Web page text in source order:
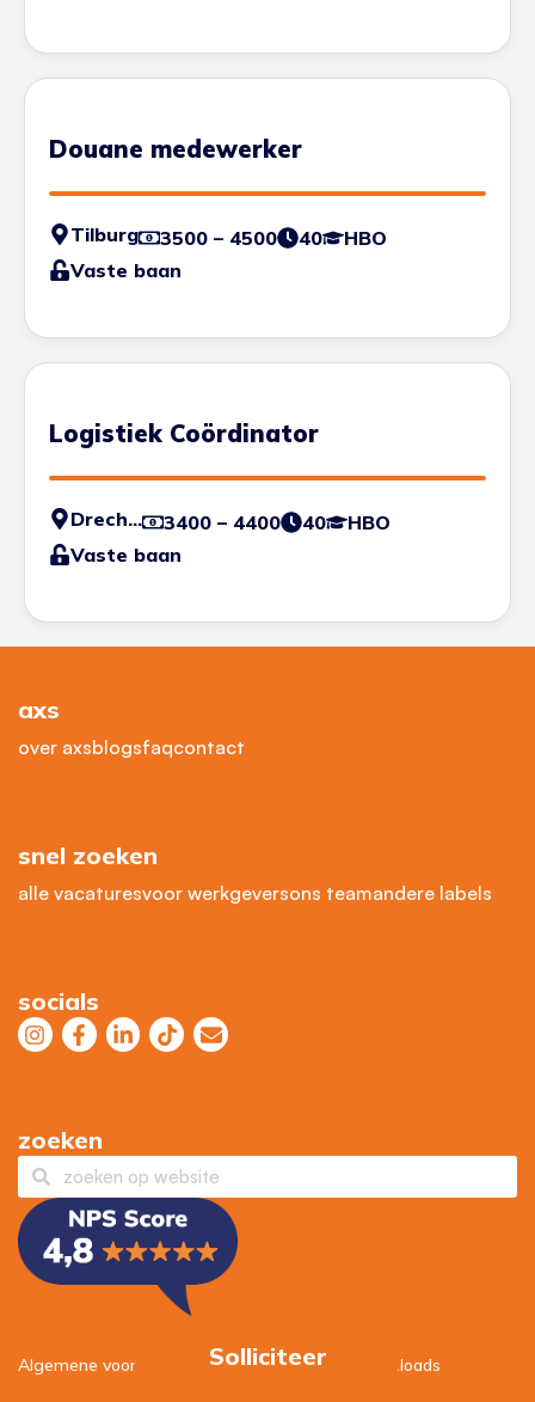
Solliciteer
Douane medewerker
Tilburg 3500 – 4500 40
HBO
Vaste baan
Logistiek Coördinator
Drechtsteden 3400 – 4400 40
HBO
Vaste baan
axs
over axsblogsfaqcontact
snel zoeken
alle vacaturesvoor werkgeversons teamandere labels
socials
zoeken
Algemene voorwaarden –Privacybeleid Downloads